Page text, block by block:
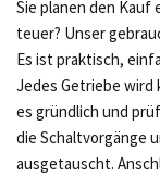
Sie planen den Kauf
teuer? Unser
Es ist praktisch,
Jedes Getriebe wird
es gründlich und
die Schaltvorgänge
ausgetauscht.